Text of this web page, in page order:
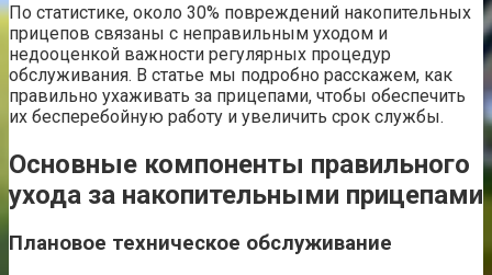
По статистике, около 30% повреждений накопительных
прицепов связаны с неправильным уходом и
недооценкой важности регулярных процедур
обслуживания. В статье мы подробно расскажем, как
правильно ухаживать за прицепами, чтобы обеспечить
их бесперебойную работу и увеличить срок службы.
Основные компоненты правильного
ухода за накопительными прицепами
Плановое техническое обслуживание